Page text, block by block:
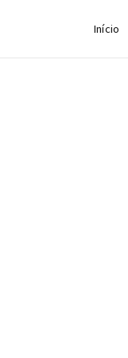
Início